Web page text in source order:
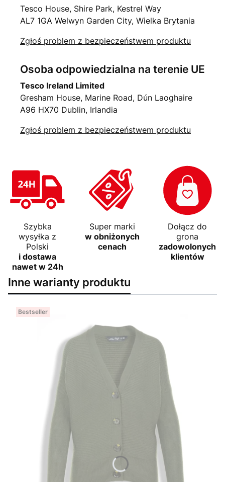
Tesco House, Shire Park, Kestrel Way
AL7 1GA Welwyn Garden City, Wielka Brytania
Zgłoś problem z bezpieczeństwem produktu
Osoba odpowiedzialna na terenie UE
Tesco Ireland Limited
Gresham House, Marine Road, Dún Laoghaire
A96 HX70 Dublin, Irlandia
Zgłoś problem z bezpieczeństwem produktu
Szybka
wysyłka z
Polski
i dostawa
nawet w 24h
Super marki
w obniżonych
cenach
Dołącz do
grona
zadowolonych
klientów
Inne warianty produktu
Bestseller